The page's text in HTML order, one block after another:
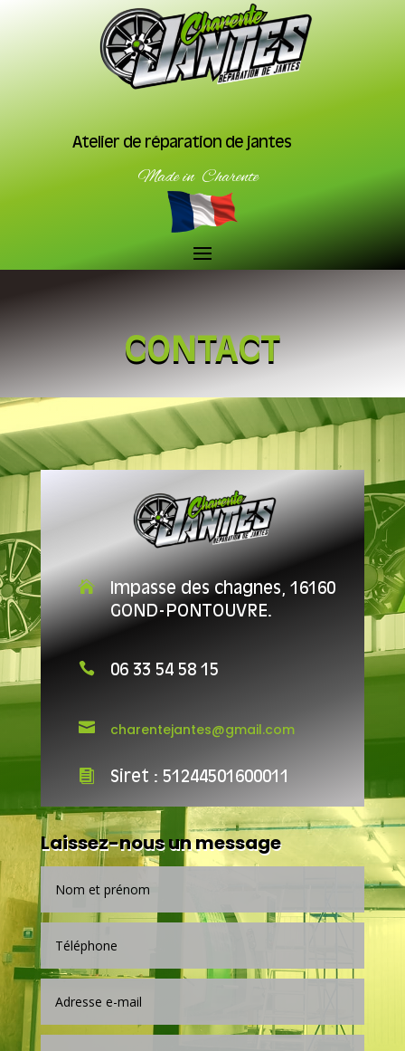
Atelier de réparation de jantes
Made in Charente
CONTACT

Impasse des chagnes, 16160
GOND-PONTOUVRE.
 06 33 54 58 15
 charentejantes@gmail.com
 Siret : 51244501600011
Laissez-nous un message